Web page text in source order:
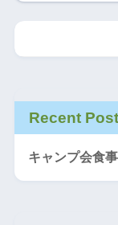
Recent
キャンプ会食